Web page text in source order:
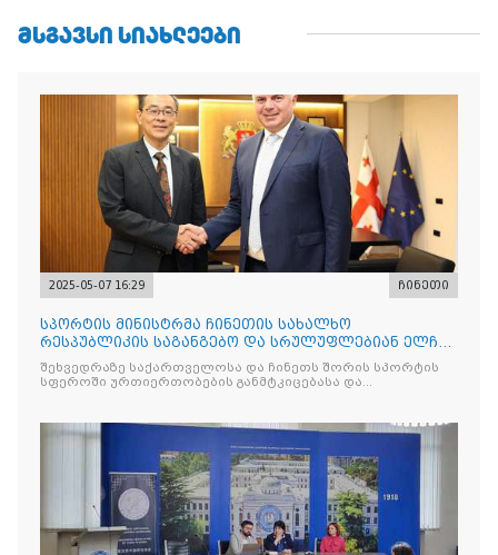
ᲛᲡᲒᲐᲕᲡᲘ ᲡᲘᲐᲮᲚᲔᲔᲑᲘ
2025-05-07 16:29 ჩინეთი
სპორტის მინისტრმა ჩინეთის სახალხო
რესპუბლიკის საგანგებო და სრულუფლებიან ელჩს
უმასპინძლა
შეხვედრაზე საქართველოსა და ჩინეთს შორის სპორტის
სფეროში ურთიერთობების განმტკიცებასა და